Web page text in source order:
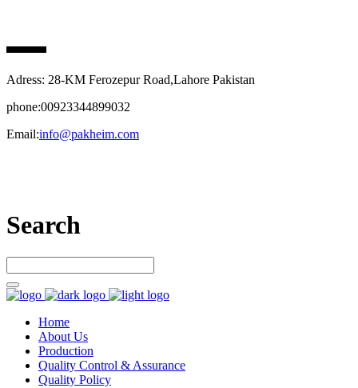
Adress: 28-KM Ferozepur Road,Lahore Pakistan
phone:00923344899032
Email:info@pakheim.com
Search
Home
About Us
Production
Quality Control & Assurance
Quality Policy